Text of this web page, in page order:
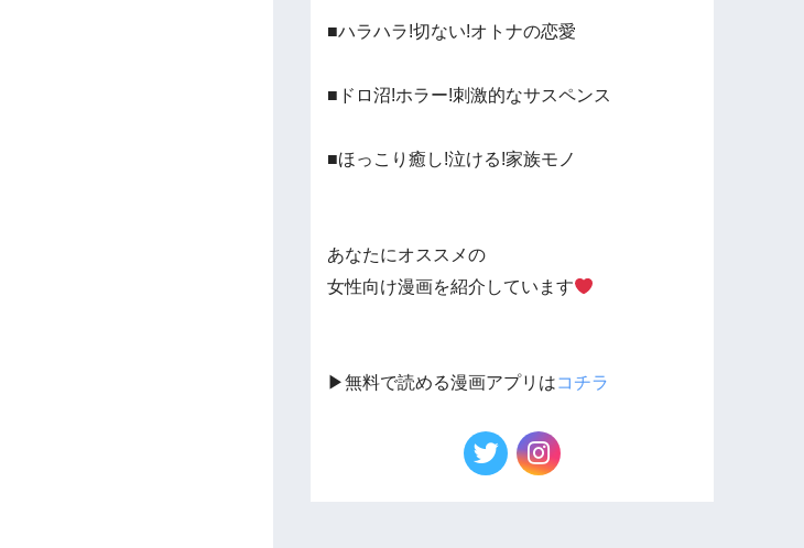
■ハラハラ!切ない!オトナの恋愛
■ドロ沼!ホラー!刺激的なサスペンス
■ほっこり癒し!泣ける!家族モノ
あなたにオススメの
女性向け漫画を紹介しています
▶︎無料で読める漫画アプリはコチラ